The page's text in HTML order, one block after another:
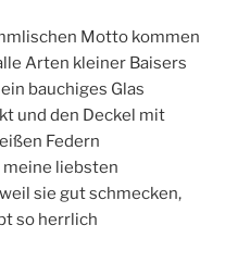
Motto kommen
Arten kleiner Baisers
bauchiges Glas
und den Deckel mit
Federn
meine liebsten
sie gut schmecken,
so herrlich